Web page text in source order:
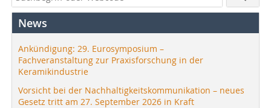
News
Ankündigung: 29. Eurosymposium –
Fachveranstaltung zur Praxisforschung in der
Keramikindustrie
Vorsicht bei der Nachhaltigkeitskommunikation – neues
Gesetz tritt am 27. September 2026 in Kraft